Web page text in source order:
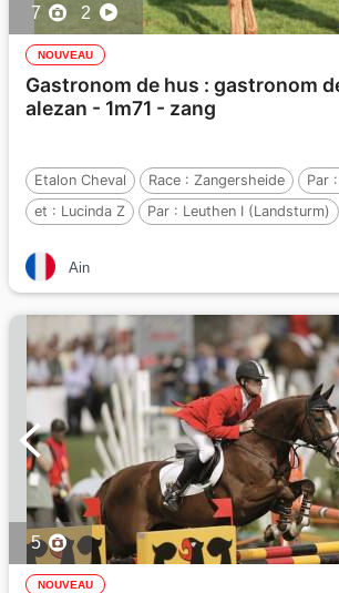
7 2
NOUVEAU
Gastronom de hus : gastronom
alezan - 1m71 - zang
Etalon Cheval Race : Zangersheide Par :
et : Lucinda Z Par : Leuthen I (Landsturm)
Ain
5
NOUVEAU